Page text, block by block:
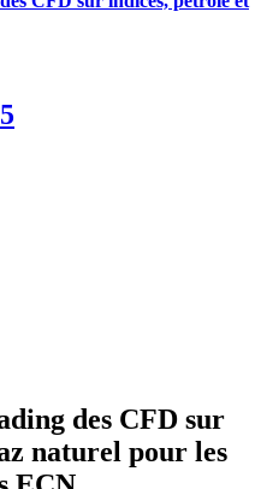
des CFD sur
naturel pour les